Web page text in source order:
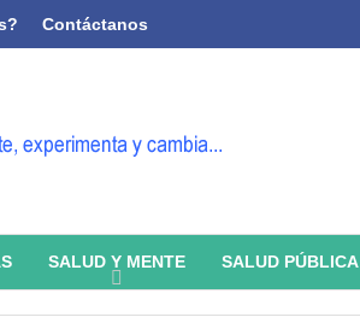
Contáctanos
SALUD Y MENTE SALUD PÚBLICA